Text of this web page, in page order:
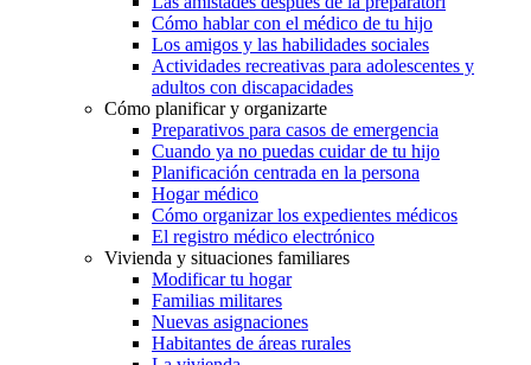
Cómo hablar con el médico de tu hijo
Los amigos y las habilidades sociales
Actividades recreativas para adolescentes y
adultos con discapacidades
Cómo planificar y organizarte
Preparativos para casos de emergencia
Cuando ya no puedas cuidar de tu hijo
Planificación centrada en la persona
Hogar médico
Cómo organizar los expedientes médicos
El registro médico electrónico
Vivienda y situaciones familiares
Modificar tu hogar
Familias militares
Nuevas asignaciones
Habitantes de áreas rurales